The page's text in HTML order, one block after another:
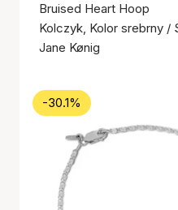
Bruised Heart Hoop
Kolczyk, Kolor srebrny /
Jane Kønig
-30.1%